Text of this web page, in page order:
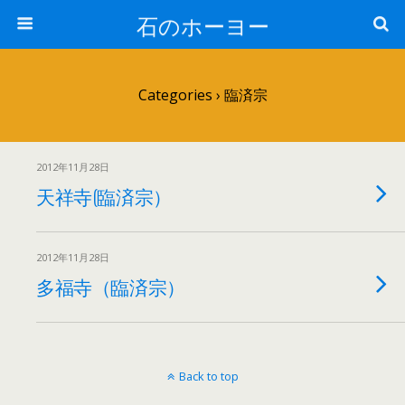
石のホーヨー
Categories › 臨済宗
2012年11月28日
天祥寺(臨済宗）
2012年11月28日
多福寺（臨済宗）
Back to top